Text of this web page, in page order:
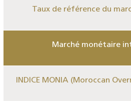
Taux de référence du
Marché monétaire
INDICE MONIA (Moroccan